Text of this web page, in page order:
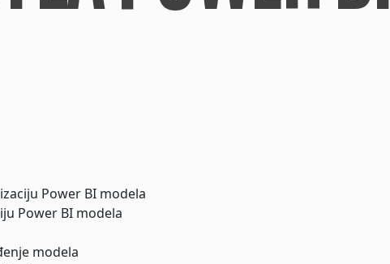
Power BI modela
Power BI modela
modela